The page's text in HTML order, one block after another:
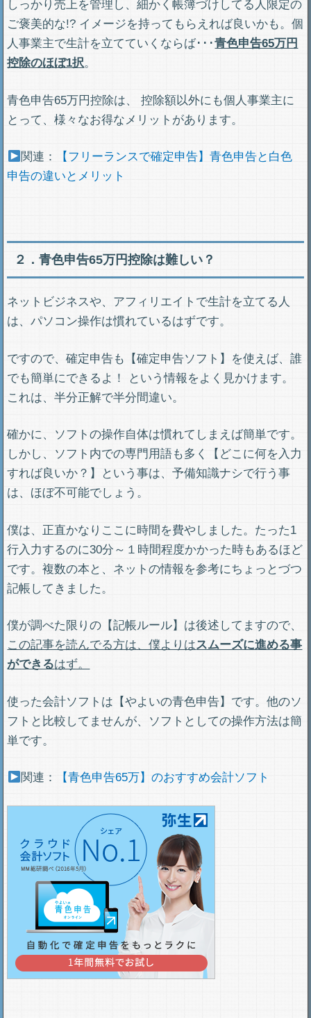
しっかり売上を管理し、細かく帳簿づけしてる人限定の
ご褒美的な!? イメージを持ってもらえれば良いかも。個
人事業主で生計を立てていくならば･･･青色申告65万円
控除のほぼ1択。
青色申告65万円控除は、 控除額以外にも個人事業主に
とって、様々なお得なメリットがあります。
関連：
【フリーランスで確定申告】青色申告と白色
申告の違いとメリット
２．青色申告65万円控除は難しい？
ネットビジネスや、アフィリエイトで生計を立てる人
は、パソコン操作は慣れているはずです。
ですので、確定申告も【確定申告ソフト】を使えば、誰
でも簡単にできるよ！ という情報をよく見かけます。
これは、半分正解で半分間違い。
確かに、ソフトの操作自体は慣れてしまえば簡単です。
しかし、ソフト内での専門用語も多く【どこに何を入力
すれば良いか？】という事は、予備知識ナシで行う事
は、ほぼ不可能でしょう。
僕は、正直かなりここに時間を費やしました。たった1
行入力するのに30分～１時間程度かかった時もあるほど
です。複数の本と、ネットの情報を参考にちょっとづつ
記帳してきました。
僕が調べた限りの【記帳ルール】は後述してますので、
この記事を読んでる方は、僕よりはスムーズに進める事
ができるはず。
使った会計ソフトは【やよいの青色申告】です。他のソ
フトと比較してませんが、ソフトとしての操作方法は簡
単です。
関連： 【青色申告65万】のおすすめ会計ソフト